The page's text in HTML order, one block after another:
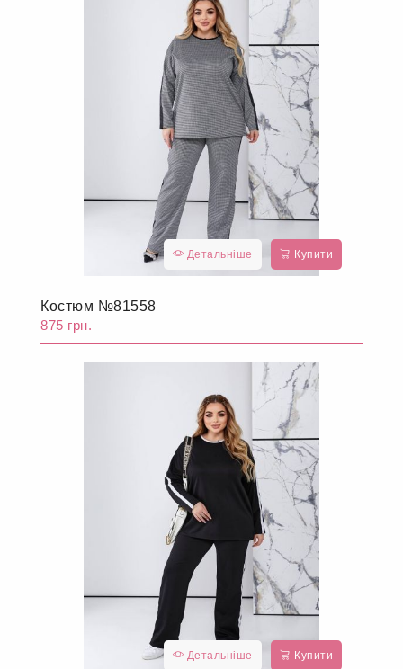
Детальніше Купити
Костюм №81558
875 грн.
Детальніше Купити